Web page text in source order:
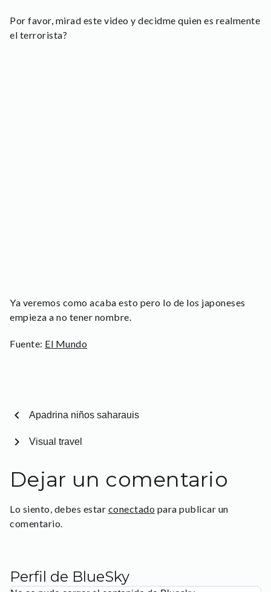
Por favor, mirad este video y decidme quien es realmente
el terrorista?
Ya veremos como acaba esto pero lo de los japoneses
empieza a no tener nombre.
Fuente: El Mundo
chevron_left Apadrina niños saharauis
Visual travel
chevron_right
Dejar un comentario
Lo siento, debes estar conectado para publicar un
comentario.
Perfil de BlueSky